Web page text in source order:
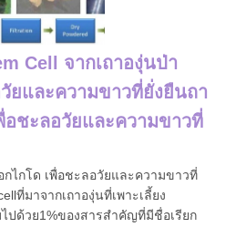
Cell จากเถาองุ่นป่า
ยและความขาวที่ยั่งยืนถา
อชะลอวัยและความขาวที่
กไกโด เพื่อชะลอวัยและความขาวที่
ที่มาจากเถาองุ่นที่เพาะเลี้ยง
ปด้วย1%ของสารสำคัญที่มีชื่อเรียก